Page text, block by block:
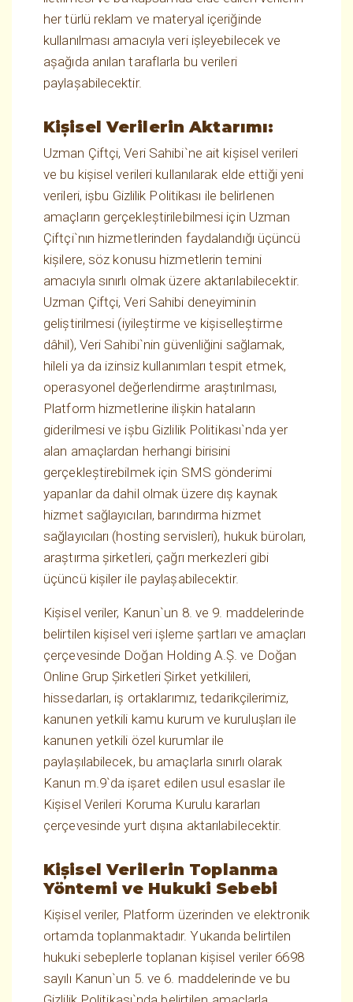
her türlü reklam ve materyal içeriğinde
kullanılması amacıyla veri işleyebilecek ve
aşağıda anılan taraflarla bu verileri
paylaşabilecektir.
Kişisel Verilerin Aktarımı:
Uzman Çiftçi, Veri Sahibi`ne ait kişisel verileri
ve bu kişisel verileri kullanılarak elde ettiği yeni
verileri, işbu Gizlilik Politikası ile belirlenen
amaçların gerçekleştirilebilmesi için Uzman
Çiftçi`nın hizmetlerinden faydalandığı üçüncü
kişilere, söz konusu hizmetlerin temini
amacıyla sınırlı olmak üzere aktarılabilecektir.
Uzman Çiftçi, Veri Sahibi deneyiminin
geliştirilmesi (iyileştirme ve kişiselleştirme
dâhil), Veri Sahibi`nin güvenliğini sağlamak,
hileli ya da izinsiz kullanımları tespit etmek,
operasyonel değerlendirme araştırılması,
Platform hizmetlerine ilişkin hataların
giderilmesi ve işbu Gizlilik Politikası`nda yer
alan amaçlardan herhangi birisini
gerçekleştirebilmek için SMS gönderimi
yapanlar da dahil olmak üzere dış kaynak
hizmet sağlayıcıları, barındırma hizmet
sağlayıcıları (hosting servisleri), hukuk büroları,
araştırma şirketleri, çağrı merkezleri gibi
üçüncü kişiler ile paylaşabilecektir.
Kişisel veriler, Kanun`un 8. ve 9. maddelerinde
belirtilen kişisel veri işleme şartları ve amaçları
çerçevesinde Doğan Holding A.Ş. ve Doğan
Online Grup Şirketleri Şirket yetkilileri,
hissedarları, iş ortaklarımız, tedarikçilerimiz,
kanunen yetkili kamu kurum ve kuruluşları ile
kanunen yetkili özel kurumlar ile
paylaşılabilecek, bu amaçlarla sınırlı olarak
Kanun m.9`da işaret edilen usul esaslar ile
Kişisel Verileri Koruma Kurulu kararları
çerçevesinde yurt dışına aktarılabilecektir.
Kişisel Verilerin Toplanma
Yöntemi ve Hukuki Sebebi
Kişisel veriler, Platform üzerinden ve elektronik
ortamda toplanmaktadır. Yukarıda belirtilen
hukuki sebeplerle toplanan kişisel veriler 6698
sayılı Kanun`un 5. ve 6. maddelerinde ve bu